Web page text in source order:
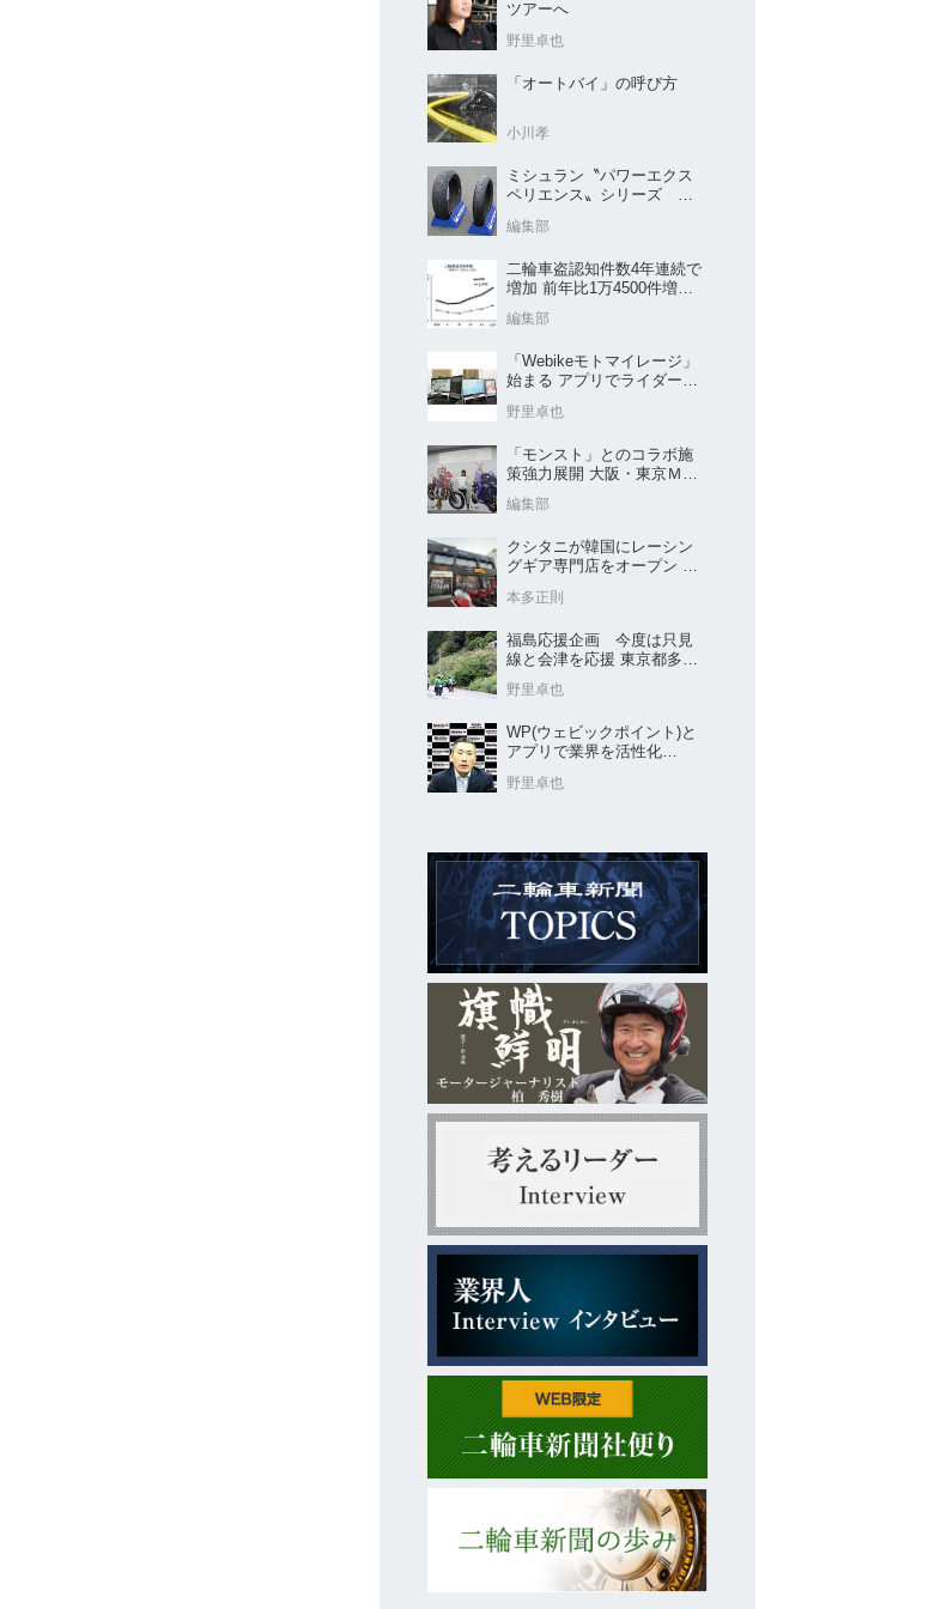
ツアーへ
野里卓也
「オートバイ」の呼び方
小川孝
ミシュラン〝パワーエクス
ペリエンス〟シリーズ
売
編集部
二輪車盗認知件数4年連続で
増加 前年比1万4500件増／
編集部
「Webikeモトマイレージ」
始まる アプリでライダーと
野里卓也
「モンスト」とのコラボ施
策強力展開 大阪・東京ＭＣ
編集部
クシタニが韓国にレーシン
グギア専門店をオープン 今
に展開
本多正則
福島応援企画 今度は只見
線と会津を応援 東京都多摩
野里卓也
WP(ウェビックポイント)と
アプリで業界を活性化
野里卓也